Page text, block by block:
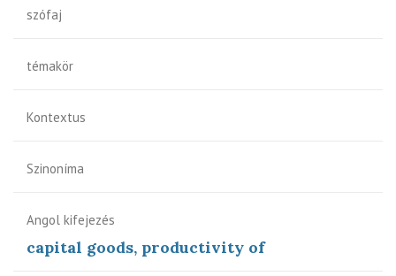
szófaj
témakör
Kontextus
Szinoníma
Angol kifejezés
capital goods, productivity of